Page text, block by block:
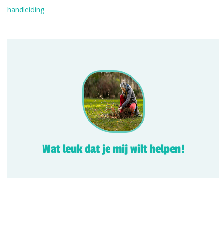
handleiding
Wat leuk dat je mij wilt helpen!